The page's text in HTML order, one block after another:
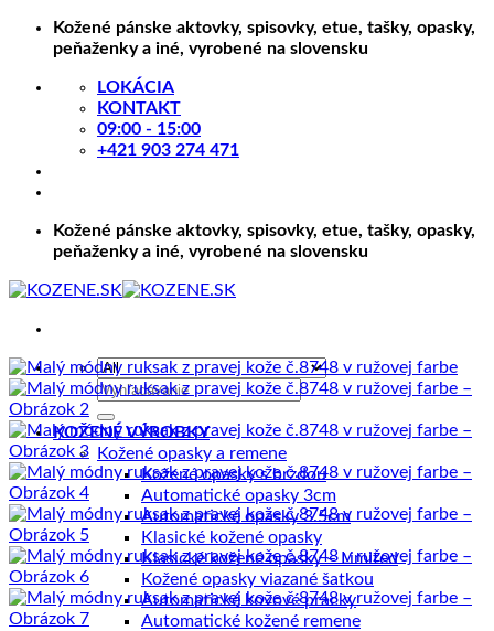
Skip
Kožené pánske aktovky, spisovky, etue, tašky, opasky,
peňaženky a iné, vyrobené na slovensku
LOKÁCIA
KONTAKT
09:00 - 15:00
+421 903 274 471
Kožené pánske aktovky, spisovky, etue, tašky, opasky,
peňaženky a iné, vyrobené na slovensku
Hľadať:
KOŽENÉ VÝROBKY
Kožené opasky a remene
Kožené opasky s brzdou
Automatické opasky 3cm
Automatické opasky 3.5cm
Klasické kožené opasky
Klasické kožené opasky – Limited
Kožené opasky viazané šatkou
Automatické kovové pracky
Automatické kožené remene